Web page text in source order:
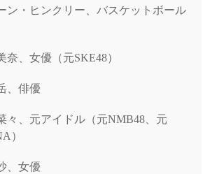
ン・ヒンクリー、バスケットボール
奈、女優（元SKE48）
、俳優
々、元アイドル（元NMB48、元
）
、女優